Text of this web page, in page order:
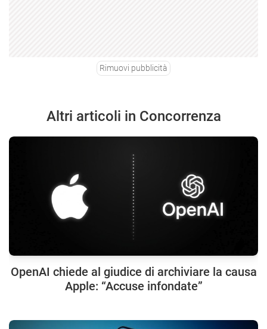
Rimuovi pubblicità
Altri articoli in Concorrenza
OpenAI chiede al giudice di archiviare la causa
Apple: “Accuse infondate”